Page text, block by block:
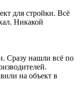
для стройки. Всё
Никакой
Сразу нашли всё по
на объект в